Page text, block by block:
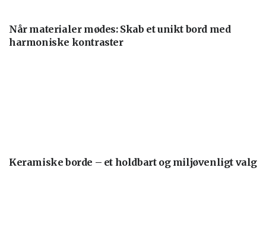
Når materialer mødes: Skab et unikt bord med
harmoniske kontraster
Keramiske borde – et holdbart og miljøvenligt valg